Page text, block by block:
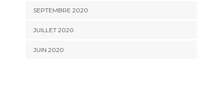
SEPTEMBRE 2020
JUILLET 2020
JUIN 2020